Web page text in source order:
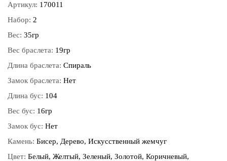
Артикул: 170011
Набор: 2
Вес: 35гр
Вес браслета: 19гр
Длина браслета: Спираль
Замок браслета: Нет
Длина бус: 104
Вес бус: 16гр
Замок бус: Нет
Камень: Бисер, Дерево, Искусственный жемчуг
Цвет: Белый, Желтый, Зеленый, Золотой, Коричневый,